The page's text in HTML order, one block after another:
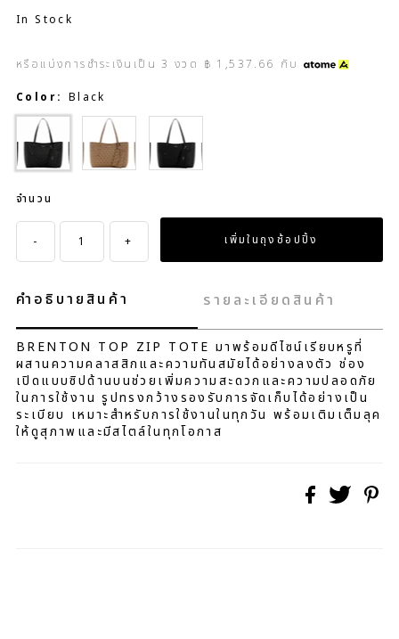
In Stock
หรือแบ่งการชำระเงินเป็น3 งวด ฿ 1,537.66 กับ
Color: Black
Brown Black
จำนวน
- +
คำอธิบายสินค้า รายละเอียดสินค้า
BRENTON TOP ZIP TOTE มาพร้อมดีไซน์เรียบหรูที่
ผสานความคลาสสิกและความทันสมัยได้อย่างลงตัว ช่อง
เปิดแบบซิปด้านบนช่วยเพิ่มความสะดวกและความปลอดภัย
ในการใช้งาน รูปทรงกว้างรองรับการจัดเก็บได้อย่างเป็น
ระเบียบ เหมาะสำหรับการใช้งานในทุกวัน พร้อมเติมเต็มลุค
ให้ดูสุภาพและมีสไตล์ในทุกโอกาส